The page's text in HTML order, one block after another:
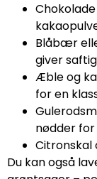
Blåbær
giver
Æble og
for en
nødder
Citronskal
Du kan også